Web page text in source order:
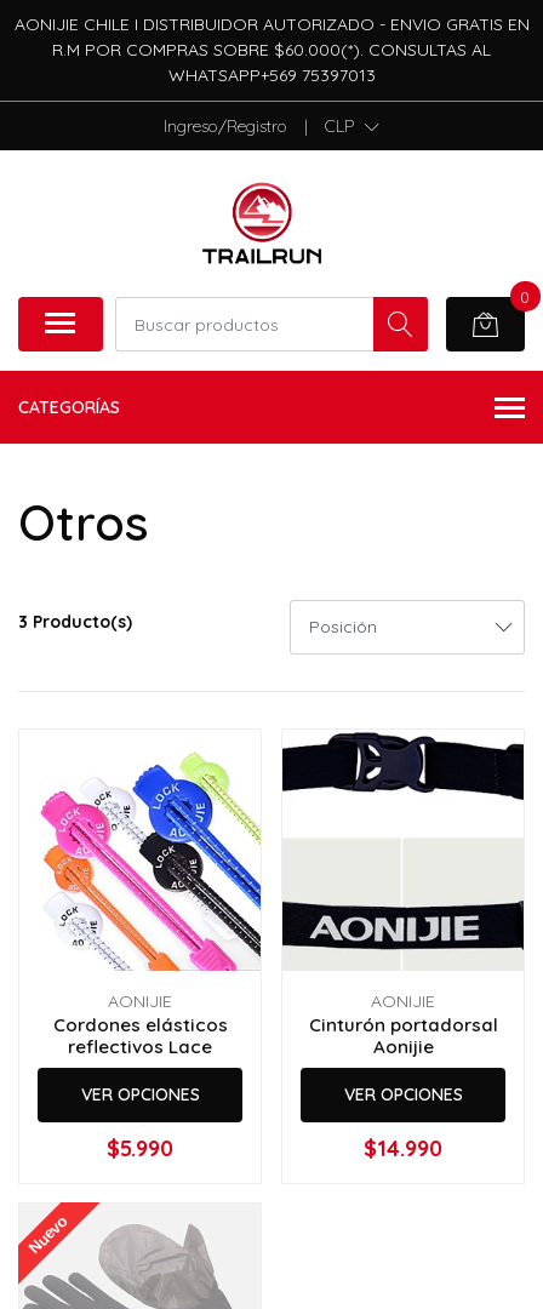
AONIJIE CHILE I DISTRIBUIDOR AUTORIZADO - ENVIO GRATIS EN
R.M POR COMPRAS SOBRE $60.000(*). CONSULTAS AL
WHATSAPP+569 75397013
Ingreso/Registro | CLP
0
CATEGORÍAS
Otros
3 Producto(s)
AONIJIE
Cordones elásticos
reflectivos Lace
VER OPCIONES
$5.990
AONIJIE
Cinturón portadorsal
Aonijie
VER OPCIONES
$14.990
Nuevo